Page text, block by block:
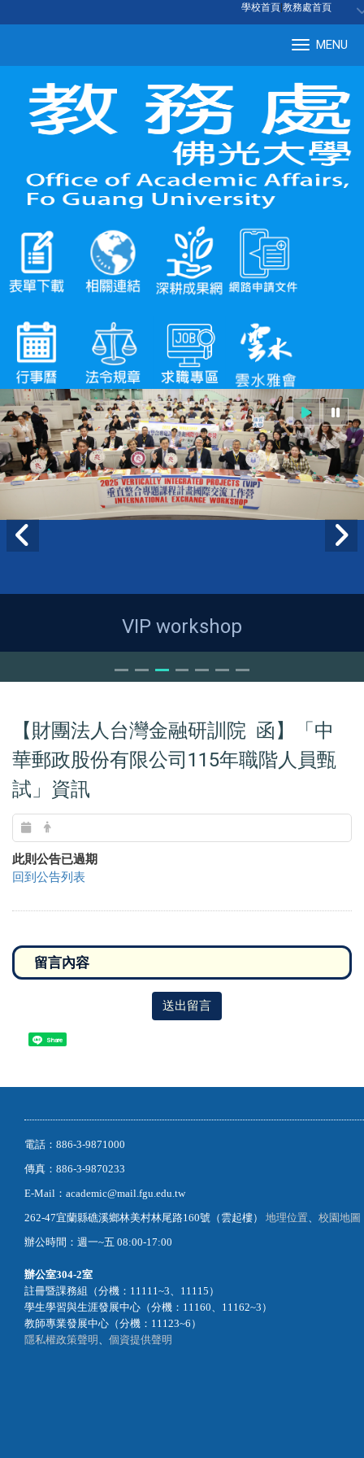
學校首頁 教務處首頁
MENU
VIP workshop
【財團法人台灣金融研訓院 函】「中
華郵政股份有限公司115年職階人員甄
試」資訊
此則公告已過期
回到公告列表
送出留言
Share
電話：886-3-9871000
傳真：886-3-9870233
E-Mail：academic@mail.fgu.edu.tw
262-47宜蘭縣礁溪鄉林美村林尾路160號（雲起樓） 地理位置
校園地圖
辦公時間：週一~五 08:00-17:00
辦公室304-2室
註冊暨課務組（分機：11111~3、11115）
學生學習與生涯發展中心（分機：11160、11162~3）
教師專業發展中心（分機：11123~6）
隱私權政策聲明
個資提供聲明